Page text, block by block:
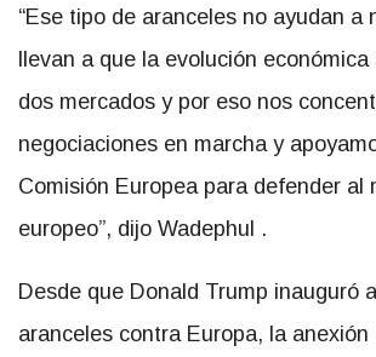
“Ese tipo de aranceles no ayudan a
llevan a que la evolución
dos mercados y por eso nos
negociaciones en marcha y
Comisión Europea para defender al
europeo”, dijo Wadephul .
Desde que Donald Trump inauguró
aranceles contra Europa, la